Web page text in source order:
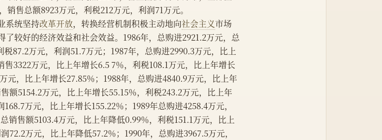
销售总额8923万元，利税212万元，利润71万元。
业系统坚持
改革开放，转换经营机制积极主动地向社会主义市场
了较好的经济效益和社会效益。1986年，总购进2921.2万元，总
税87.2万元，利润51.7万元；1987年，总购进2990.3万元，比上
售3322万元，比上年增长6.5 7％，利税108.1万元，比上年增长
元，比上年增长27.85％；1988年，总购进4840.9万元，比上年
额5154.2万元，比上年增长55.15％，利税243.2万元，比上年
万元，比上年增长155.22％；1989年总购进4258.4万元，
销售额5103.4万元，比上年降低0.99％，利税151.1万元，比上
72.2万元，比上年降低57.2％；1990年，总购进3967.5万元，